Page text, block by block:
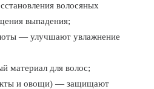
волосяных
выпадения;
— улучшают увлажнение
материал для волос;
и овощи) — защищают